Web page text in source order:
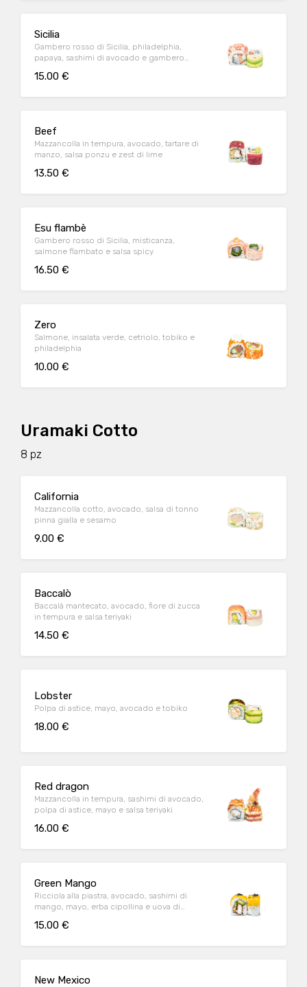
Sicilia
Gambero rosso di Sicilia, philadelphia,
papaya, sashimi di avocado e gambero
15.00 €
Beef
Mazzancolla in tempura, avocado, tartare di
manzo, salsa ponzu e zest di lime
13.50 €
Esu flambè
Gambero rosso di Sicilia, misticanza,
salmone flambato e salsa spicy
16.50 €
Zero
Salmone, insalata verde, cetriolo, tobiko e
philadelphia
10.00 €
Uramaki Cotto
8 pz
California
Mazzancolla cotto, avocado, salsa di tonno
pinna gialla e sesamo
9.00 €
Baccalò
Baccalà mantecato, avocado, fiore di zucca
in tempura e salsa teriyaki
14.50 €
Lobster
Polpa di astice, mayo, avocado e tobiko
18.00 €
Red dragon
Mazzancolla in tempura, sashimi di avocado,
polpa di astice, mayo e salsa teriyaki
16.00 €
Green Mango
Ricciola alla piastra, avocado, sashimi di
mango, mayo, erba cipollina e uova di
15.00 €
New Mexico